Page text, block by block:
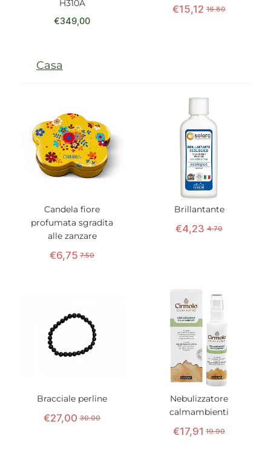
H310A
€349 00
€15,12 16.80
Casa
Candela fiore
profumata sgradita
alle zanzare
€6,75 7.50
Brillantante
€4,23 4.70
Bracciale perline
€27,00 30.00
Nebulizzatore
calmambienti
€17,91 19.90